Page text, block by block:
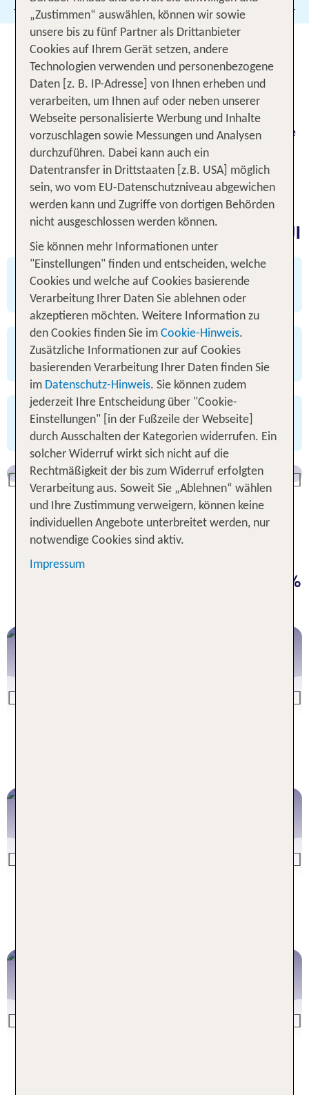
Super Last Minute - Bis zu 50 %
Rabatt auf Traumziele sichern
Wir bringen dich Super Last Minute an die
schönsten Orte der Welt - und du sparst bis zu 50
% auf deinen Sommerurlaub! Entdecke traumhafte
Ziele wie Kreta, Mallorca, Rhodos, die Türkei,
Spanien u. v. m. zum attraktiven Preis.Heute
buchen, morgen Urlaub.
Rundum sorglos buchen - mit TUI
✅ viele Angebote mit Flex Tarif buchbar
✅ 3 Tage kostenfrei stornieren
✅ 24/7 Service
✅ bewährte TUI Qualität
✅ TUI Bestpreisgarantie
✅ attraktives Preis-Leistungs-Verhältnis
Previous
Inclusive Urlaub
Deals entdecken
Unsere Deals für deinen Urlaub:
Jetzt Sonne buchen & bis zu 50 %
Previous
Previous
Previous
„Zustimmen“ auswählen, können wir sowie
unsere bis zu fünf Partner als Drittanbieter
Cookies auf Ihrem Gerät setzen, andere
Technologien verwenden und personenbezogene
Daten [z. B. IP-Adresse] von Ihnen erheben und
verarbeiten, um Ihnen auf oder neben unserer
Webseite personalisierte Werbung und Inhalte
vorzuschlagen sowie Messungen und Analysen
durchzuführen. Dabei kann auch ein
Datentransfer in Drittstaaten [z.B. USA] möglich
sein, wo vom EU-Datenschutzniveau abgewichen
werden kann und Zugriffe von dortigen Behörden
nicht ausgeschlossen werden können.
Sie können mehr Informationen unter
"Einstellungen" finden und entscheiden, welche
Cookies und welche auf Cookies basierende
Verarbeitung Ihrer Daten Sie ablehnen oder
akzeptieren möchten. Weitere Information zu
den Cookies finden Sie im Cookie-Hinweis.
Zusätzliche Informationen zur auf Cookies
basierenden Verarbeitung Ihrer Daten finden Sie
im Datenschutz-Hinweis. Sie können zudem
jederzeit Ihre Entscheidung über "Cookie-
Einstellungen" [in der Fußzeile der Webseite]
durch Ausschalten der Kategorien widerrufen. Ein
solcher Widerruf wirkt sich nicht auf die
Rechtmäßigkeit der bis zum Widerruf erfolgten
Verarbeitung aus. Soweit Sie „Ablehnen“ wählen
und Ihre Zustimmung verweigern, können keine
individuellen Angebote unterbreitet werden, nur
notwendige Cookies sind aktiv.
Impressum